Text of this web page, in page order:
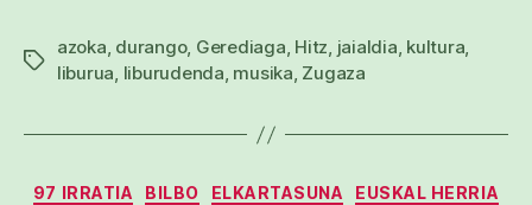
Etiketak
azoka, durango, Gerediaga, Hitz, jaialdia, kultura,
liburua, liburudenda, musika, Zugaza
Kategoriak
97 IRRATIA BILBO ELKARTASUNA
EUSKAL HERRIA